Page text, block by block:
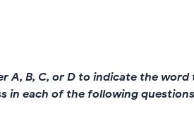
A, B, C, or D to indicate the
in each of the following